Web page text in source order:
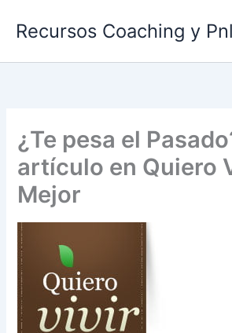
Recursos Coaching y Pnl
¿Te pesa el
artículo en Quiero
Mejor